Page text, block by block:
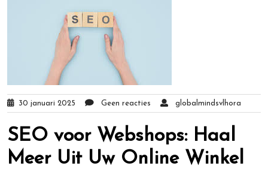
30 januari 2025 Geen reacties globalmindsvlhora
SEO voor Webshops: Haal
Meer Uit Uw Online Winkel